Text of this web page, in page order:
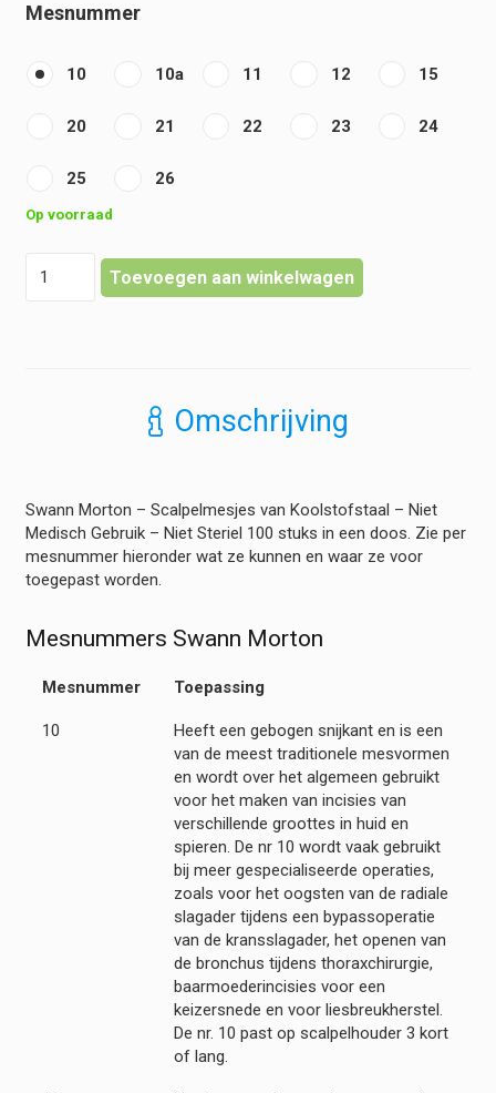
Mesnummer
10 10a 11 12 15
20 21 22 23 24
25 26
Op voorraad
Morton
Steriel
100
stuks
hoeveelheid
Toevoegen aan winkelwagen
Omschrijving
Swann Morton – Scalpelmesjes van Koolstofstaal – Niet
Medisch Gebruik – Niet Steriel 100 stuks in een doos. Zie per
mesnummer hieronder wat ze kunnen en waar ze voor
toegepast worden.
Mesnummers Swann Morton
Mesnummer Toepassing
10
Heeft een gebogen snijkant en is een
van de meest traditionele mesvormen
en wordt over het algemeen gebruikt
voor het maken van incisies van
verschillende groottes in huid en
spieren. De nr 10 wordt vaak gebruikt
bij meer gespecialiseerde operaties,
zoals voor het oogsten van de radiale
slagader tijdens een bypassoperatie
van de kransslagader, het openen van
de bronchus tijdens thoraxchirurgie,
baarmoederincisies voor een
keizersnede en voor liesbreukherstel.
De nr. 10 past op scalpelhouder 3 kort
of lang.